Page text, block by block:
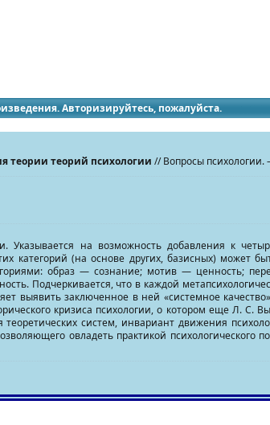
Авторизируйтесь, пожалуйста.
теории теорий психологии // Вопросы
Указывается на возможность добавления к
категорий (на основе других, базисных) может
образ — сознание; мотив — ценность;
Подчеркивается, что в каждой
выявить заключенное в ней «системное
кризиса психологии, о котором еще Л. С.
теоретических систем, инвариант движения
овладеть практикой